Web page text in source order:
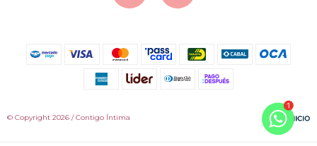
© Copyright 2026 / Contigo Íntima